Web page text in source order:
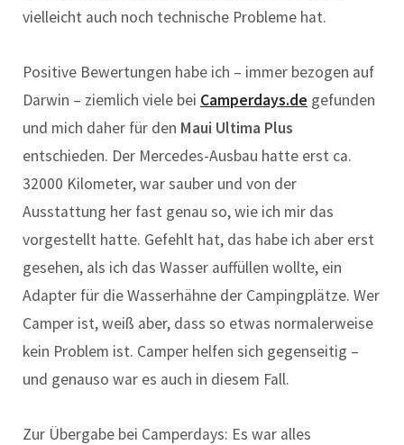
vielleicht auch noch technische Probleme hat.
Positive Bewertungen habe ich – immer bezogen auf
Darwin – ziemlich viele bei Camperdays.de gefunden
und mich daher für den Maui Ultima Plus
entschieden. Der Mercedes-Ausbau hatte erst ca.
32000 Kilometer, war sauber und von der
Ausstattung her fast genau so, wie ich mir das
vorgestellt hatte. Gefehlt hat, das habe ich aber erst
gesehen, als ich das Wasser auffüllen wollte, ein
Adapter für die Wasserhähne der Campingplätze. Wer
Camper ist, weiß aber, dass so etwas normalerweise
kein Problem ist. Camper helfen sich gegenseitig –
und genauso war es auch in diesem Fall.
Zur Übergabe bei Camperdays: Es war alles